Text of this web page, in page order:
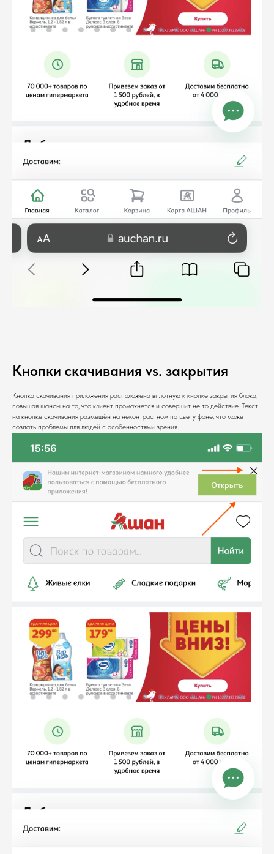
Кнопки скачивания vs. закрытия
Кнопка скачивания приложения расположена вплотную к кнопке закрытия блока,
повышая шансы на то, что клиент промахнется и совершит не то действие. Текст
на кнопке скачивания размещён на неконтрастном по цвету фоне, что может
создать проблемы для людей с особенностями зрения.